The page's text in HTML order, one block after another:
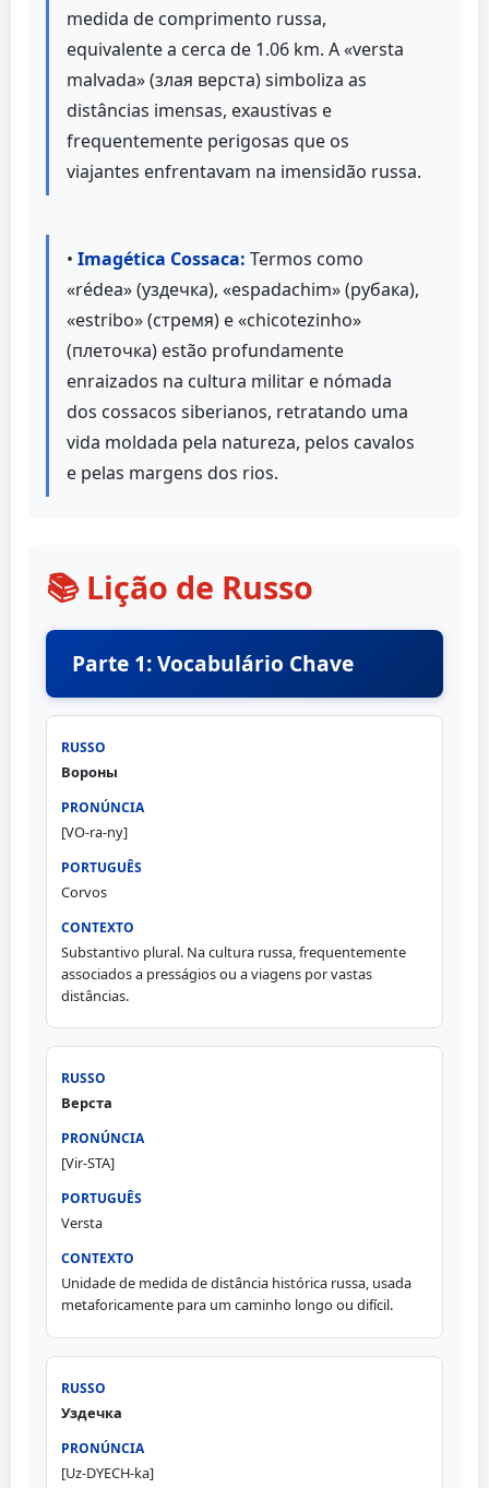
medida de comprimento russa,
equivalente a cerca de 1.06 km. A «versta
malvada» (злая верста) simboliza as
distâncias imensas, exaustivas e
frequentemente perigosas que os
viajantes enfrentavam na imensidão russa.
• Imagética Cossaca: Termos como
«rédea» (уздечка), «espadachim» (рубака),
«estribo» (стремя) e «chicotezinho»
(плеточка) estão profundamente
enraizados na cultura militar e nómada
dos cossacos siberianos, retratando uma
vida moldada pela natureza, pelos cavalos
e pelas margens dos rios.
📚 Lição de Russo
Parte 1: Vocabulário Chave
Вороны
[VO-ra-ny]
Corvos
Substantivo plural. Na cultura russa, frequentemente
associados a presságios ou a viagens por vastas
distâncias.
Верста
[Vir-STA]
Versta
Unidade de medida de distância histórica russa, usada
metaforicamente para um caminho longo ou difícil.
Уздечка
[Uz-DYECH-ka]